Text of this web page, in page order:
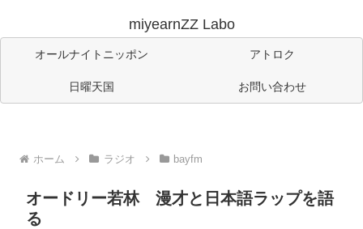
miyearnZZ Labo
オールナイトニッポン アトロク
日曜天国 お問い合わせ
ホーム ラジオ bayfm
オードリー若林 漫才と日本語ラップを語
る